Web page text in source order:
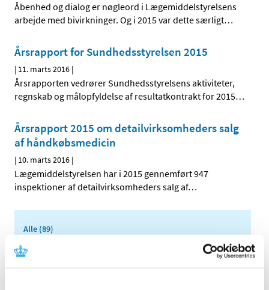
Åbenhed og dialog er nøgleord i Lægemiddelstyrelsens
arbejde med bivirkninger. Og i 2015 var dette særligt…
Årsrapport for Sundhedsstyrelsen 2015
| 11. marts 2016 |
Årsrapporten vedrører Sundhedsstyrelsens aktiviteter,
regnskab og målopfyldelse af resultatkontrakt for 2015…
Årsrapport 2015 om detailvirksomheders salg
af håndkøbsmedicin
| 10. marts 2016 |
Lægemiddelstyrelsen har i 2015 gennemført 947
inspektioner af detailvirksomheders salg af…
Alle (89)
TID
2026 (2)